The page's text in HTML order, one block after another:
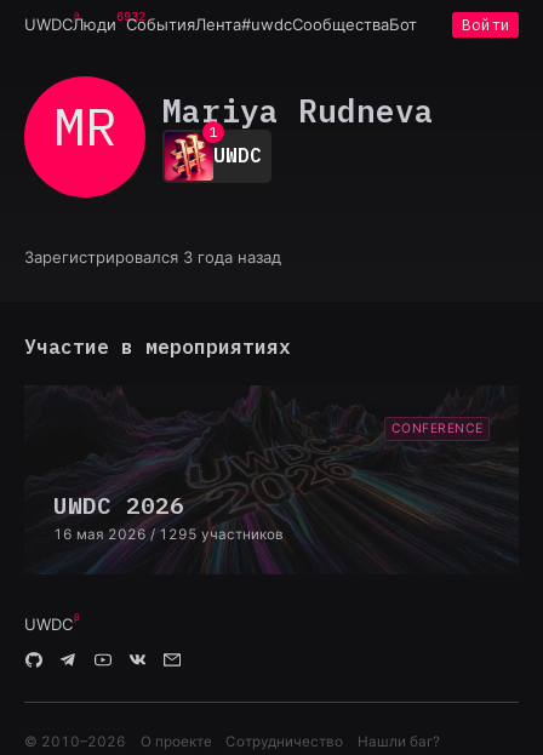
UWDCЛюди6932
СобытияЛента#uwdcСообществаБот Войти
MR Mariya Rudneva
0
1
2
3
6
UWDC
Зарегистрировался 3 года назад
Участие в мероприятиях
CONFERENCE
UWDC 2026
16 мая 2026 / 1295 участников
UWDC
© 2010–2026 О проекте Сотрудничество Нашли баг?